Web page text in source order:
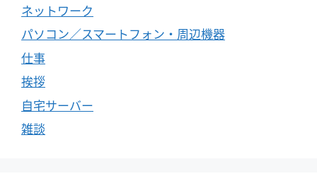
ネットワーク
パソコン／スマートフォン・周辺機器
仕事
挨拶
自宅サーバー
雑談